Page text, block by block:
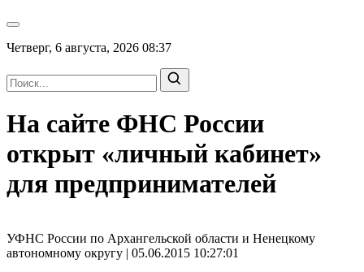
Четверг, 6 августа, 2026 08:37
На сайте ФНС России
открыт «личный кабинет»
для предпринимателей
УФНС России по Архангельской области и Ненецкому
автономному округу | 05.06.2015 10:27:01